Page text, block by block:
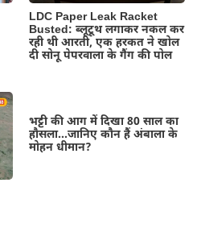
LDC Paper Leak Racket
Busted: ब्लूटूथ लगाकर नकल कर
रही थी आरती, एक हरकत ने खोल
दी सोनू पेपरवाला के गैंग की पोल
भट्टी की आग में दिखा 80 साल का
हौसला…जानिए कौन हैं अंबाला के
मोहन धीमान?